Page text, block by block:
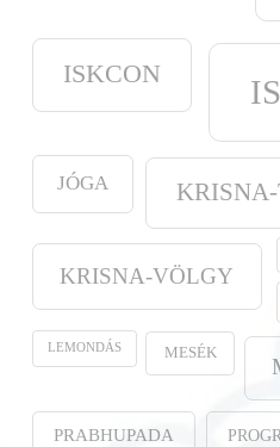
ISKCON
JÓGA
KRISNA-VÖLGY
LEMONDÁS MESÉK
PRABHUPADA